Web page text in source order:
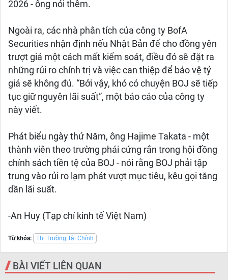
2026 - ông nói thêm.
Ngoài ra, các nhà phân tích của công ty BofA
Securities nhận định nếu Nhật Bản để cho đồng yên
trượt giá một cách mất kiểm soát, điều đó sẽ đặt ra
những rủi ro chính trị và việc can thiệp để bảo vệ tỷ
giá sẽ không đủ. “Bởi vậy, khó có chuyện BOJ sẽ tiếp
tục giữ nguyên lãi suất”, một báo cáo của công ty
này viết.
Phát biểu ngày thứ Năm, ông Hajime Takata - một
thành viên theo trường phái cứng rắn trong hội đồng
chính sách tiền tệ của BOJ - nói rằng BOJ phải tập
trung vào rủi ro lạm phát vượt mục tiêu, kêu gọi tăng
dần lãi suất.
-An Huy (Tạp chí kinh tế Việt Nam)
Từ khóa: Thị Trường Tài Chính
BÀI VIẾT LIÊN QUAN